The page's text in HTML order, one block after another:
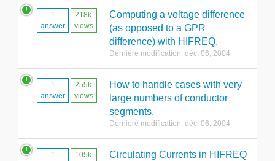
1
answer
218k
views
Computing a voltage difference
(as opposed to a GPR
difference) with HIFREQ.
Dernière modification: déc. 06, 2004
1
answer
255k
views
How to handle cases with very
large numbers of conductor
segments.
Dernière modification: déc. 06, 2004
1
105k
Circulating Currents in HIFREQ